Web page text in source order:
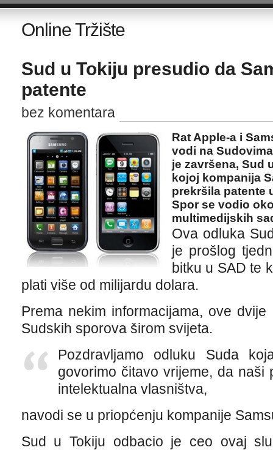
Online Tržište
Sud u Tokiju presudio da
patente
bez komentara
Rat Apple-a i
vodi na
je završena, Sud
kojoj kompanija
prekršila patente
Spor se vodio
multimedijskih
Ova odluka
je prošlog
bitku u SAD te
plati više od milijardu dolara.
Prema nekim informacijama, ove
Sudskih sporova širom svijeta.
Pozdravljamo odluku Suda
govorimo čitavo vrijeme, da naši
intelektualna vlasništva,
navodi se u priopćenju kompanije
Sud u Tokiju odbacio je ceo ovaj